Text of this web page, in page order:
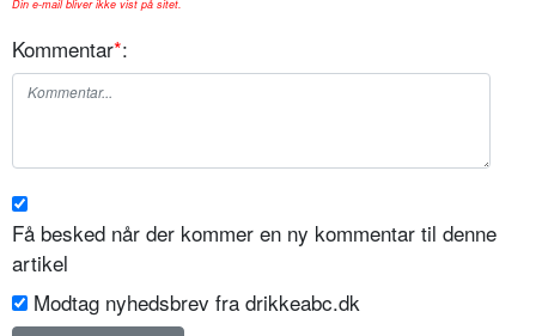
Din e-mail bliver ikke vist på sitet.
Kommentar*:
Få besked når der kommer en ny kommentar til denne
artikel
Modtag nyhedsbrev fra drikkeabc.dk